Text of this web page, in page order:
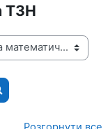
ТЗН
курсів